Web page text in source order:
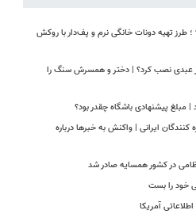
طرز تهیه دونات خانگی نرم و پف‌دار با روکش
عبدی نصب کرد؟ | دختر و همسرش سنگ را
پیشنهادی باشگاه چقدر بود؟
کنندگان ایرانی | واکنش به خبرها درباره
در کشور همسایه صادر شد
خود را بست
آمریکا